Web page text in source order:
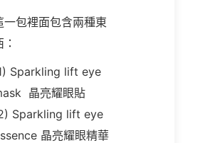
一包裡面包含兩種東
Sparkling lift eye
晶亮耀眼貼
Sparkling lift eye
晶亮耀眼精華